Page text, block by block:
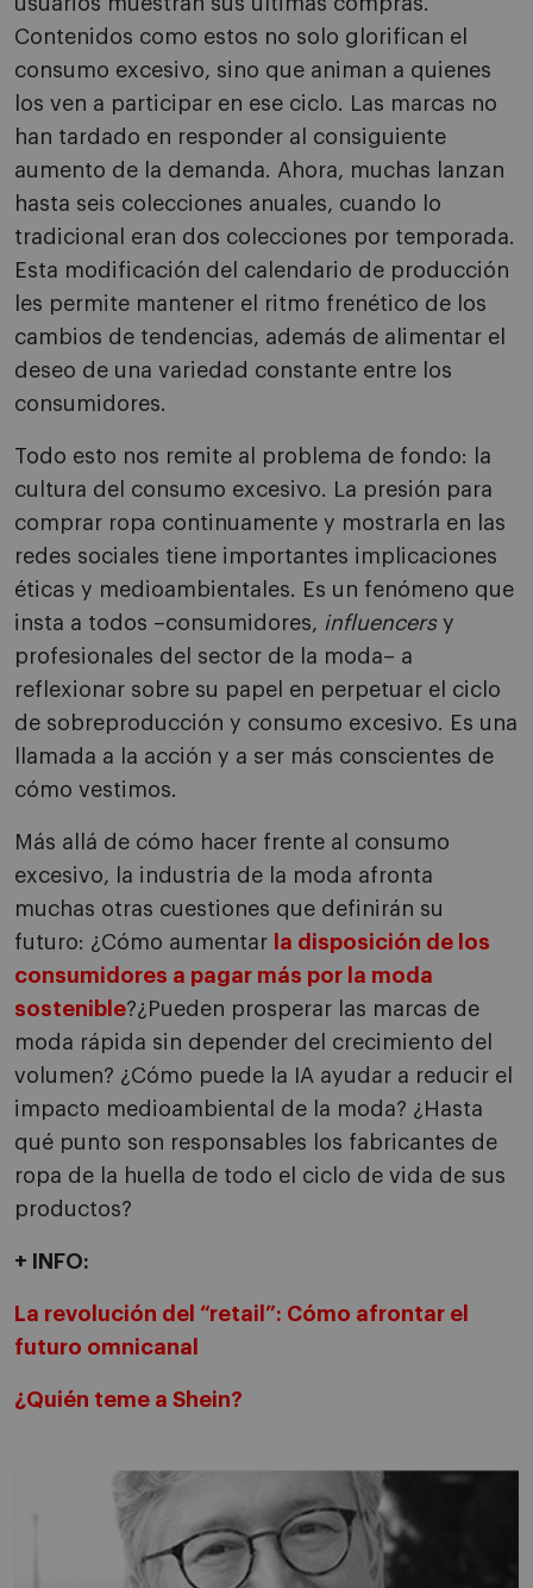
Contenidos como estos no solo glorifican el
consumo excesivo, sino que animan a quienes
los ven a participar en ese ciclo. Las marcas no
han tardado en responder al consiguiente
aumento de la demanda. Ahora, muchas lanzan
hasta seis colecciones anuales, cuando lo
tradicional eran dos colecciones por temporada.
Esta modificación del calendario de producción
les permite mantener el ritmo frenético de los
cambios de tendencias, además de alimentar el
deseo de una variedad constante entre los
consumidores.
Todo esto nos remite al problema de fondo: la
cultura del consumo excesivo. La presión para
comprar ropa continuamente y mostrarla en las
redes sociales tiene importantes implicaciones
éticas y medioambientales. Es un fenómeno que
insta a todos –consumidores, influencersy
profesionales del sector de la moda– a
reflexionar sobre su papel en perpetuar el ciclo
de sobreproducción y consumo excesivo. Es una
llamada a la acción y a ser más conscientes de
cómo vestimos.
Más allá de cómo hacer frente al consumo
excesivo, la industria de la moda afronta
muchas otras cuestiones que definirán su
futuro: ¿Cómo aumentar
la disposición de los
consumidores a pagar más por la moda
sostenible?¿Pueden prosperar las marcas de
moda rápida sin depender del crecimiento del
volumen? ¿Cómo puede la IA ayudar a reducir el
impacto medioambiental de la moda? ¿Hasta
qué punto son responsables los fabricantes de
ropa de la huella de todo el ciclo de vida de sus
productos?
+ INFO:
La revolución del “retail”: Cómo afrontar el
futuro omnicanal
¿Quién teme a Shein?